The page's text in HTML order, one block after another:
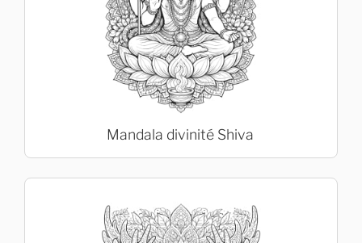
Mandala divinité Shiva